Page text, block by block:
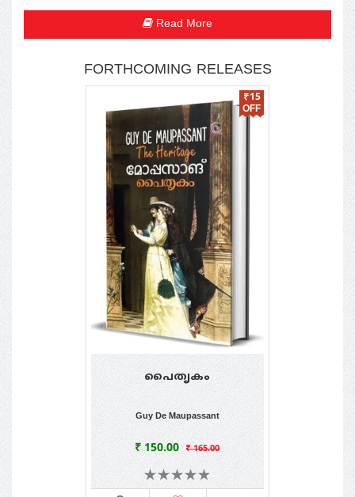
Read More
FORTHCOMING RELEASES
₹15
OFF
പൈതൃകം
Guy De Maupassant
₹ 150.00 ₹ 165.00